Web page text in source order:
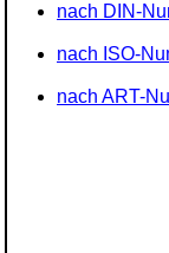
nach DIN-
nach ISO-
nach ART-